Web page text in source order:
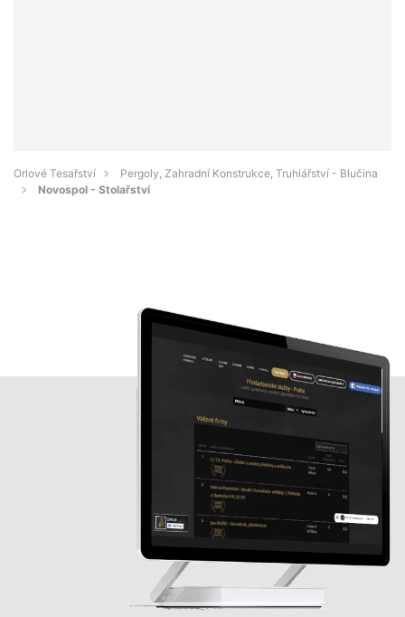
Orlové Tesařství
Pergoly, Zahradní Konstrukce, Truhlářství - Blučina
Novospol - Stolařství